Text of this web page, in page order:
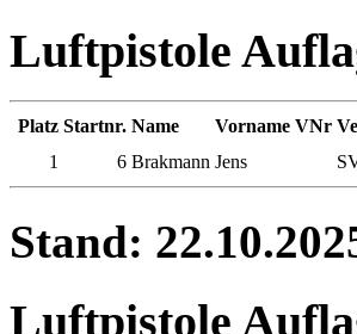
Luftpistole
Platz Startnr. Name Vorname VNr
1
6 Brakmann Jens
Stand:
Luftpistole